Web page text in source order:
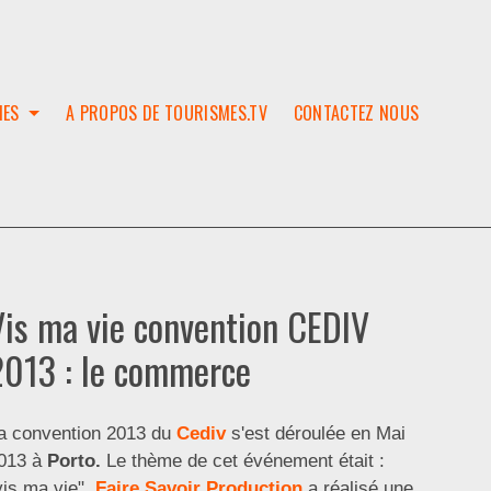
A PROPOS DE TOURISMES.TV CONTACTEZ NOUS
ma vie convention CEDIV
: le commerce
convention 2013 duCedivs'est déroulée en Mai
à Porto. Le thème de cet événement était :